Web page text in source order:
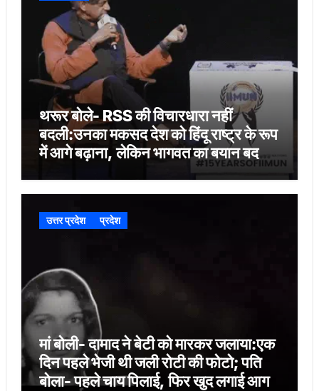
थरूर बोले- RSS की विचारधारा नहीं
बदली:उनका मकसद देश को हिंदू राष्ट्र के रूप
में आगे बढ़ाना, लेकिन भागवत का बयान बदलाव
उत्तर प्रदेश प्रदेश
मां बोली- दामाद ने बेटी को मारकर जलाया:एक
दिन पहले भेजी थी जली रोटी की फोटो; पति
बोला- पहले चाय पिलाई, फिर खुद लगाई आग